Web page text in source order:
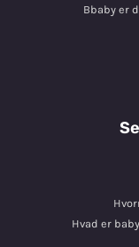
Bbaby er
Hvad er